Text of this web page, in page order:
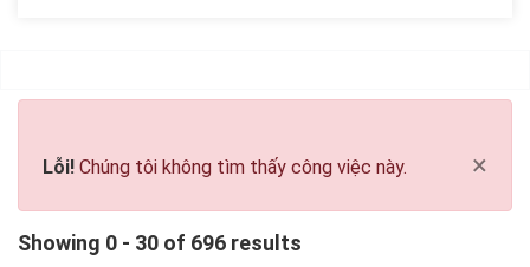
×
Lỗi! Chúng tôi không tìm thấy công việc này.
Showing 0 - 30 of 696 results